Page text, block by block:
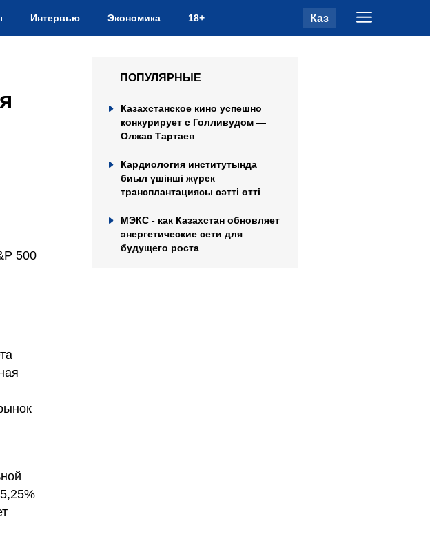
Интервью Экономика 18+ Каз
500
ПОПУЛЯРНЫЕ
Казахстанское кино успешно
конкурирует с Голливудом —
Олжас Тартаев
Кардиология институтында
биыл үшінші жүрек
трансплантациясы сәтті өтті
МЭКС - как Казахстан обновляет
энергетические сети для
будущего роста